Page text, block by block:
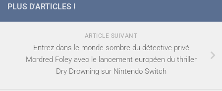
PLUS D'ARTICLES !
ARTICLE SUIVANT
Entrez dans le monde sombre du détective privé
Mordred Foley avec le lancement européen du thriller
Dry Drowning sur Nintendo Switch